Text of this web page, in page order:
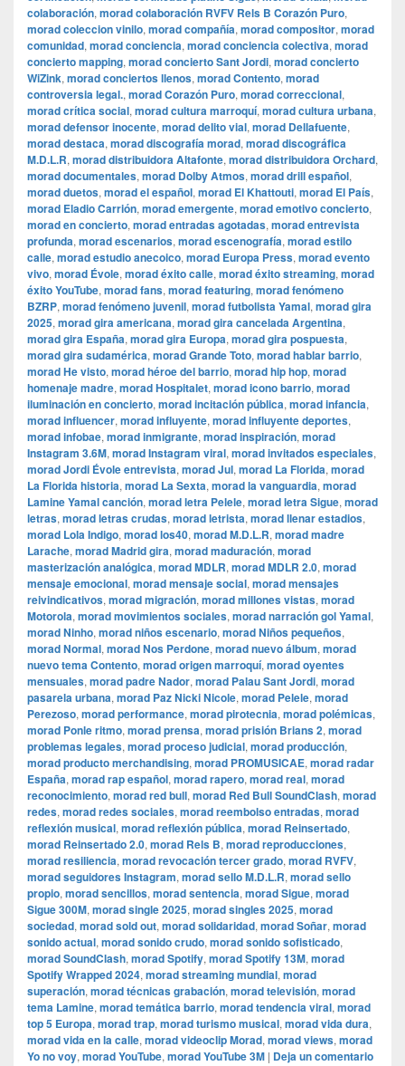
colaboración, morad colaboración RVFV Rels B Corazón Puro,
morad coleccion vinilo, morad compañía, morad compositor, morad
comunidad, morad conciencia, morad conciencia colectiva, morad
concierto mapping, morad concierto Sant Jordi, morad concierto
WiZink, morad conciertos llenos, morad Contento, morad
controversia legal., morad Corazón Puro, morad correccional,
morad crítica social, morad cultura marroquí, morad cultura urbana,
morad defensor inocente, morad delito vial, morad Dellafuente,
morad destaca, morad discografía morad, morad discográfica
M.D.L.R, morad distribuidora Altafonte, morad distribuidora Orchard,
morad documentales, morad Dolby Atmos, morad drill español,
morad duetos, morad el español, morad El Khattouti, morad El País,
morad Eladio Carrión, morad emergente, morad emotivo concierto,
morad en concierto, morad entradas agotadas, morad entrevista
profunda, morad escenarios, morad escenografía, morad estilo
calle, morad estudio anecoico, morad Europa Press, morad evento
vivo, morad Évole, morad éxito calle, morad éxito streaming, morad
éxito YouTube, morad fans, morad featuring, morad fenómeno
BZRP, morad fenómeno juvenil, morad futbolista Yamal, morad gira
2025, morad gira americana, morad gira cancelada Argentina,
morad gira España, morad gira Europa, morad gira pospuesta,
morad gira sudamérica, morad Grande Toto, morad hablar barrio,
morad He visto, morad héroe del barrio, morad hip hop, morad
homenaje madre, morad Hospitalet, morad icono barrio, morad
iluminación en concierto, morad incitación pública, morad infancia,
morad influencer, morad influyente, morad influyente deportes,
morad infobae, morad inmigrante, morad inspiración, morad
Instagram 3.6M, morad Instagram viral, morad invitados especiales,
morad Jordi Évole entrevista, morad Jul, morad La Florida, morad
La Florida historia, morad La Sexta, morad la vanguardia, morad
Lamine Yamal canción, morad letra Pelele, morad letra Sigue, morad
letras, morad letras crudas, morad letrista, morad llenar estadios,
morad Lola Indigo, morad los40, morad M.D.L.R, morad madre
Larache, morad Madrid gira, morad maduración, morad
masterización analógica, morad MDLR, morad MDLR 2.0, morad
mensaje emocional, morad mensaje social, morad mensajes
reivindicativos, morad migración, morad millones vistas, morad
Motorola, morad movimientos sociales, morad narración gol Yamal,
morad Ninho, morad niños escenario, morad Niños pequeños,
morad Normal, morad Nos Perdone, morad nuevo álbum, morad
nuevo tema Contento, morad origen marroquí, morad oyentes
mensuales, morad padre Nador, morad Palau Sant Jordi, morad
pasarela urbana, morad Paz Nicki Nicole, morad Pelele, morad
Perezoso, morad performance, morad pirotecnia, morad polémicas,
morad Ponle ritmo, morad prensa, morad prisión Brians 2, morad
problemas legales, morad proceso judicial, morad producción,
morad producto merchandising, morad PROMUSICAE, morad radar
España, morad rap español, morad rapero, morad real, morad
reconocimiento, morad red bull, morad Red Bull SoundClash, morad
redes, morad redes sociales, morad reembolso entradas, morad
reflexión musical, morad reflexión pública, morad Reinsertado,
morad Reinsertado 2.0, morad Rels B, morad reproducciones,
morad resiliencia, morad revocación tercer grado, morad RVFV,
morad seguidores Instagram, morad sello M.D.L.R, morad sello
propio, morad sencillos, morad sentencia, morad Sigue, morad
Sigue 300M, morad single 2025, morad singles 2025, morad
sociedad, morad sold out, morad solidaridad, morad Soñar, morad
sonido actual, morad sonido crudo, morad sonido sofisticado,
morad SoundClash, morad Spotify, morad Spotify 13M, morad
Spotify Wrapped 2024, morad streaming mundial, morad
superación, morad técnicas grabación, morad televisión, morad
tema Lamine, morad temática barrio, morad tendencia viral, morad
top 5 Europa, morad trap, morad turismo musical, morad vida dura,
morad vida en la calle, morad videocli‏p Morad, morad views, morad
Yo no voy, morad YouTube, morad YouTube 3M | Deja un comentario